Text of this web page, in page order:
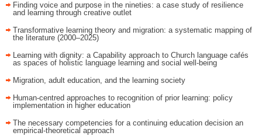
Finding voice and purpose in the nineties: a case study of resilience
and learning through creative outlet
Transformative learning theory and migration: a systematic mapping of
the literature (2000–2025)
Learning with dignity: a Capability approach to Church language cafés
as spaces of holistic language learning and social well-being
Migration, adult education, and the learning society
Human-centred approaches to recognition of prior learning: policy
implementation in higher education
The necessary competencies for a continuing education decision an
empirical-theoretical approach